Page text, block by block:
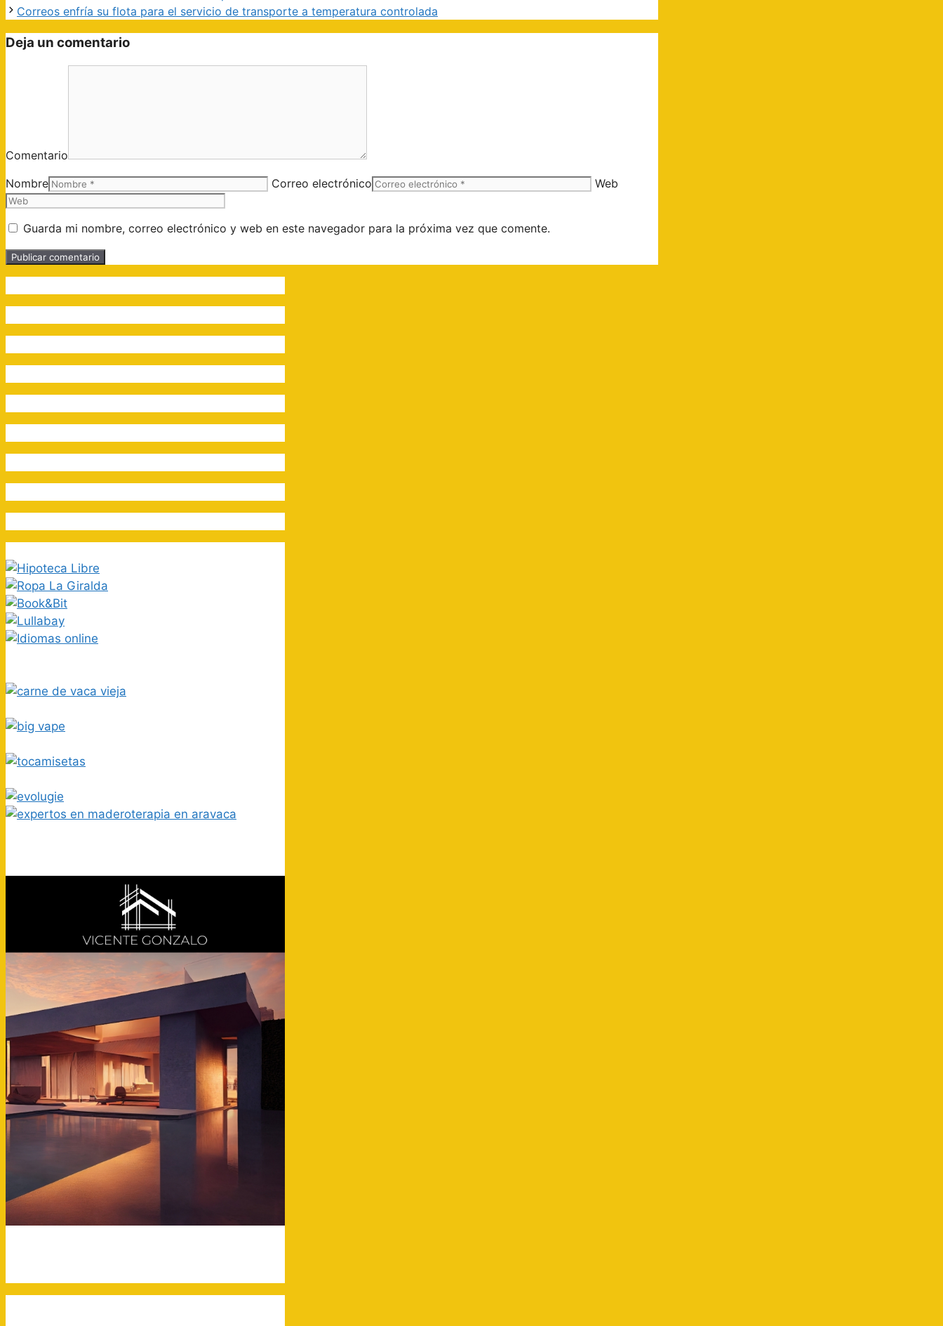
Correos enfría su flota para el servicio de transporte a temperatura controlada
Deja un comentario
Comentario
Nombre
Correo electrónico Web
Guarda mi nombre, correo electrónico y web en este navegador para la próxima vez que comente.